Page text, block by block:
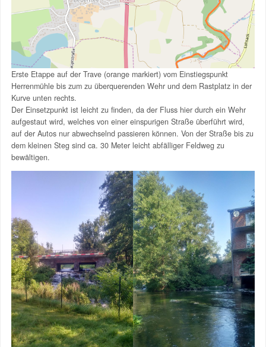
Erste Etappe auf der Trave (orange markiert) vom Einstiegspunkt
Herrenmühle bis zum zu überquerenden Wehr und dem Rastplatz in der
Kurve unten rechts.
Der Einsetzpunkt ist leicht zu finden, da der Fluss hier durch ein Wehr
aufgestaut wird, welches von einer einspurigen Straße überführt wird,
auf der Autos nur abwechselnd passieren können. Von der Straße bis zu
dem kleinen Steg sind ca. 30 Meter leicht abfälliger Feldweg zu
bewältigen.